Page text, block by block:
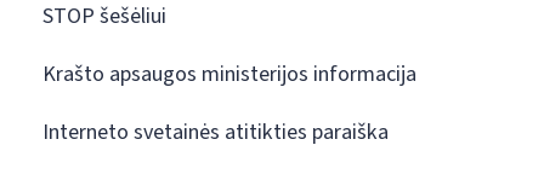
STOP šešėliui
Krašto apsaugos ministerijos informacija
Interneto svetainės atitikties paraiška